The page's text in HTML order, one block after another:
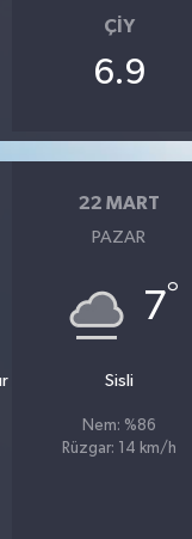
ÇIY
6.9
22 MART
PAZAR
7°
Sisli
Nem: %86
Rüzgar: 14 km/h